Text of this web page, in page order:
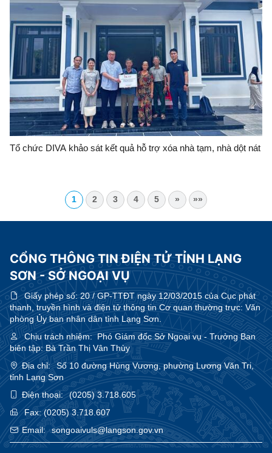
Tổ chức DIVA khảo sát kết quả hỗ trợ xóa nhà tạm, nhà dột nát
1 2 3 4 5 » »»
CỔNG THÔNG TIN ĐIỆN TỬ TỈNH LẠNG
SƠN - SỞ NGOẠI VỤ
Giấy phép số:20 / GP-TTĐT ngày 12/03/2015 của Cục phát
thanh, truyền hình và điện tử thông tin Cơ quan thường trực: Văn
phòng Ủy ban nhân dân tỉnh Lạng Sơn.
Chịu trách nhiệm:Phó Giám đốc Sở Ngoại vụ - Trưởng Ban
biên tập: Bà Trần Thị Vân Thùy
Địa chỉ:
Số 10 đường Hùng Vương, phường Lương Văn Tri,
tỉnh Lạng Sơn
Điện thoại:
(0205) 3.718.605
Fax:(0205) 3.718.607
Email:
songoaivuls@langson.gov.vn